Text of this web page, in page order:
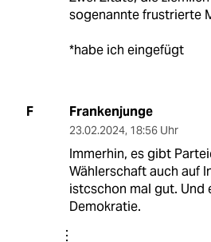
sogenannte frustrierte
*habe ich eingefügt
F Frankenjunge
23.02.2024, 18:56 Uhr
Immerhin, es gibt
Wählerschaft auch auf
istcschon mal gut. Und
Demokratie.